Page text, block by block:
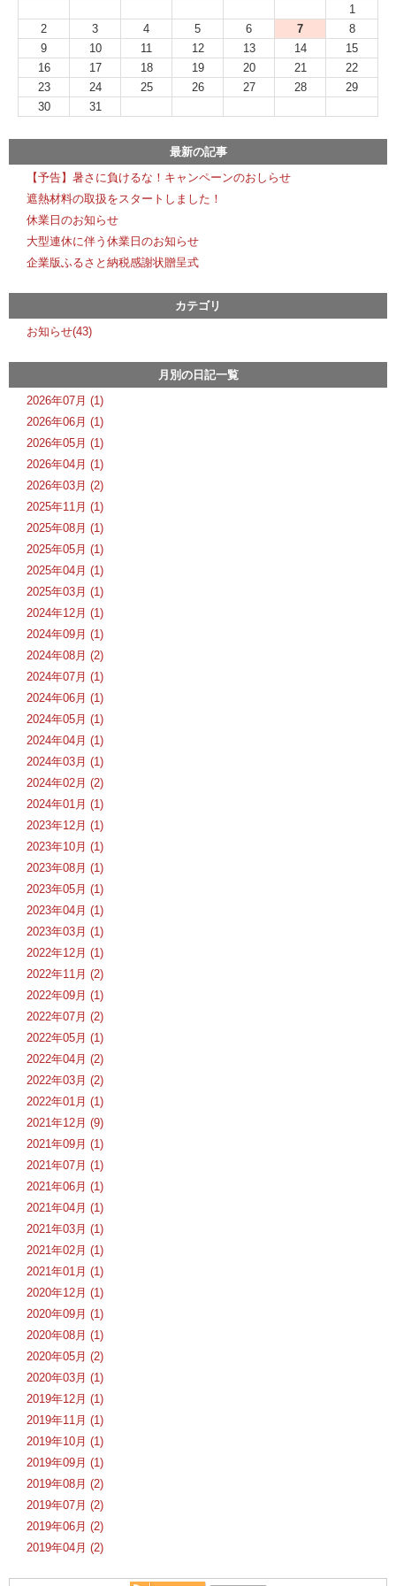
1
2
3 4 5 6 7
8
9
10 11 12 13 14
15
16
17 18 19 20 21
22
23
24 25 26 27 28
29
30
31
最新の記事
【予告】暑さに負けるな！キャンペーンのおしらせ
遮熱材料の取扱をスタートしました！
休業日のお知らせ
大型連休に伴う休業日のお知らせ
企業版ふるさと納税感謝状贈呈式
カテゴリ
お知らせ(43)
月別の日記一覧
2026年07月 (1)
2026年06月 (1)
2026年05月 (1)
2026年04月 (1)
2026年03月 (2)
2025年11月 (1)
2025年08月 (1)
2025年05月 (1)
2025年04月 (1)
2025年03月 (1)
2024年12月 (1)
2024年09月 (1)
2024年08月 (2)
2024年07月 (1)
2024年06月 (1)
2024年05月 (1)
2024年04月 (1)
2024年03月 (1)
2024年02月 (2)
2024年01月 (1)
2023年12月 (1)
2023年10月 (1)
2023年08月 (1)
2023年05月 (1)
2023年04月 (1)
2023年03月 (1)
2022年12月 (1)
2022年11月 (2)
2022年09月 (1)
2022年07月 (2)
2022年05月 (1)
2022年04月 (2)
2022年03月 (2)
2022年01月 (1)
2021年12月 (9)
2021年09月 (1)
2021年07月 (1)
2021年06月 (1)
2021年04月 (1)
2021年03月 (1)
2021年02月 (1)
2021年01月 (1)
2020年12月 (1)
2020年09月 (1)
2020年08月 (1)
2020年05月 (2)
2020年03月 (1)
2019年12月 (1)
2019年11月 (1)
2019年10月 (1)
2019年09月 (1)
2019年08月 (2)
2019年07月 (2)
2019年06月 (2)
2019年04月 (2)